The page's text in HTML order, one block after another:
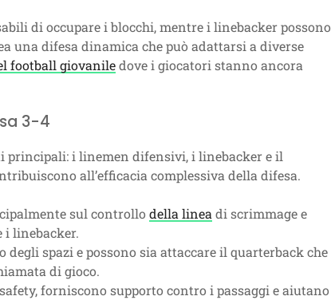
di occupare i blocchi, mentre i linebacker possono
una difesa dinamica che può adattarsi a diverse
football giovaniledove i giocatori stanno ancora
3-4
principali: i linemen difensivi, i linebacker e il
all’efficacia complessiva della difesa.
sul controllo della lineadi scrimmage e
i linebacker.
spazi e possono sia attaccare il quarterback che
di gioco.
forniscono supporto contro i passaggi e aiutano